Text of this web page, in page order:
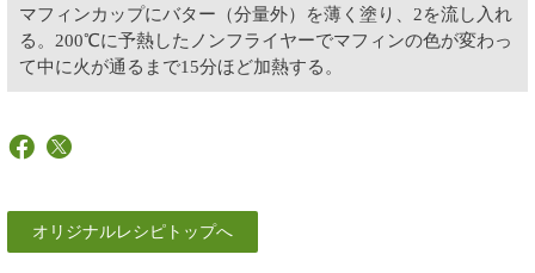
マフィンカップにバター（分量外）を薄く塗り、2を流し入れ
る。200℃に予熱したノンフライヤーでマフィンの色が変わっ
て中に火が通るまで15分ほど加熱する。
オリジナルレシピトップへ